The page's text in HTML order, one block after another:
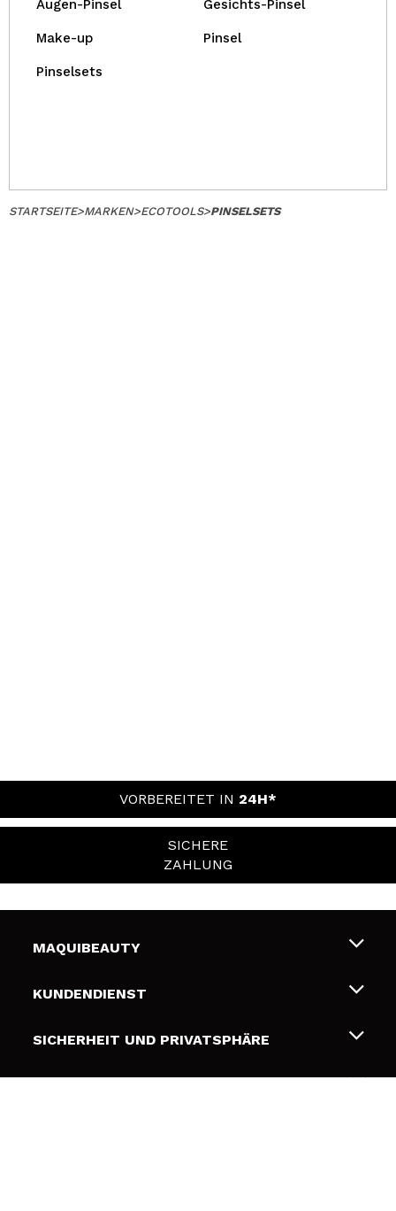
Augen-Pinsel Gesichts-Pinsel
Make-up Pinsel
Pinselsets
STARTSEITE>MARKEN>ECOTOOLS>PINSELSETS
VORBEREITET IN 24H*
SICHERE
ZAHLUNG
MAQUIBEAUTY
Über uns
Geschenkkarten
KUNDENDIENST
Liefer- und Versandkosten
SICHERHEIT UND PRIVATSPHÄRE
Bedingungen und Datenschutz